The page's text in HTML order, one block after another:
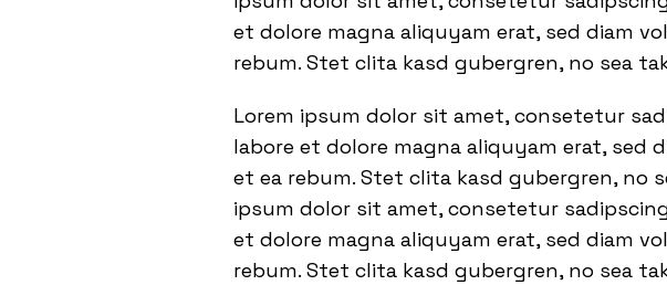
et dolore magna aliquyam erat, sed diam
rebum. Stet clita kasd gubergren, no sea
Lorem ipsum dolor sit amet, consetetur
labore et dolore magna aliquyam erat, sed
et ea rebum. Stet clita kasd gubergren, no
ipsum dolor sit amet, consetetur
et dolore magna aliquyam erat, sed diam
rebum. Stet clita kasd gubergren, no sea